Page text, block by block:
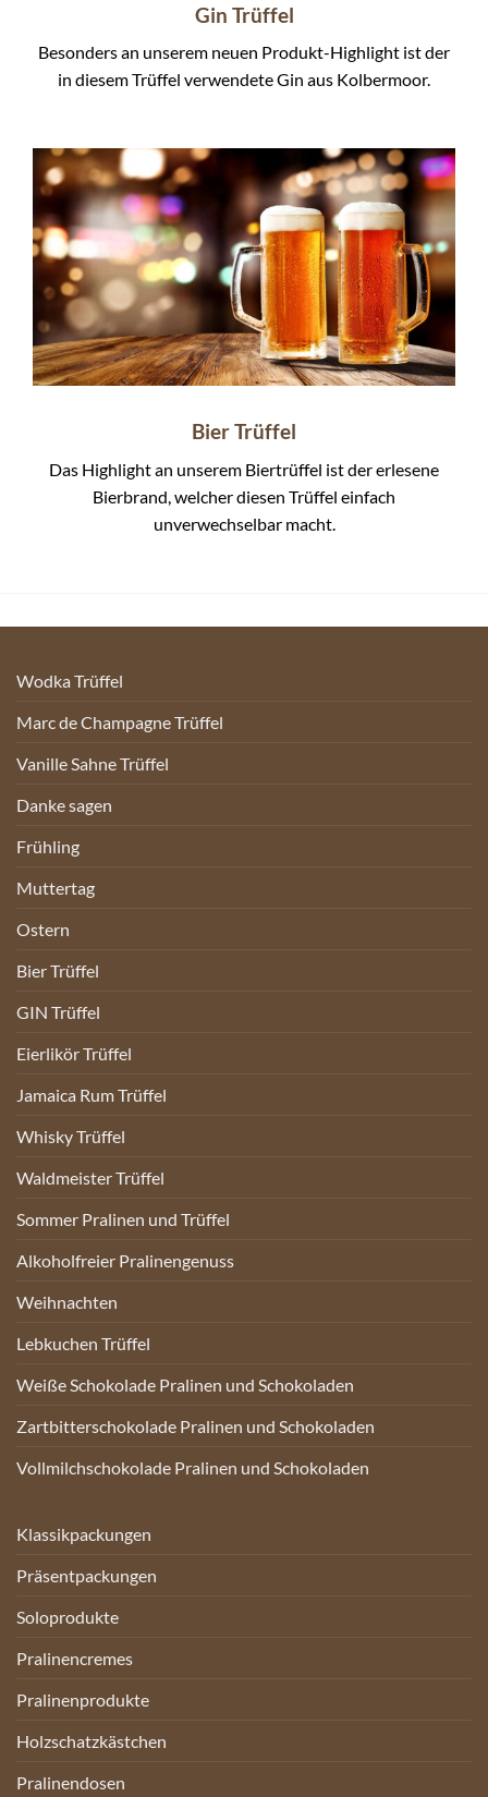
Gin Trüffel
Besonders an unserem neuen Produkt-Highlight ist der
in diesem Trüffel verwendete Gin aus Kolbermoor.
Bier Trüffel
Das Highlight an unserem Biertrüffel ist der erlesene
Bierbrand, welcher diesen Trüffel einfach
unverwechselbar macht.
Wodka Trüffel
Marc de Champagne Trüffel
Vanille Sahne Trüffel
Danke sagen
Frühling
Muttertag
Ostern
Bier Trüffel
GIN Trüffel
Eierlikör Trüffel
Jamaica Rum Trüffel
Whisky Trüffel
Waldmeister Trüffel
Sommer Pralinen und Trüffel
Alkoholfreier Pralinengenuss
Weihnachten
Lebkuchen Trüffel
Weiße Schokolade Pralinen und Schokoladen
Zartbitterschokolade Pralinen und Schokoladen
Vollmilchschokolade Pralinen und Schokoladen
Klassikpackungen
Präsentpackungen
Soloprodukte
Pralinencremes
Pralinenprodukte
Holzschatzkästchen
Pralinendosen